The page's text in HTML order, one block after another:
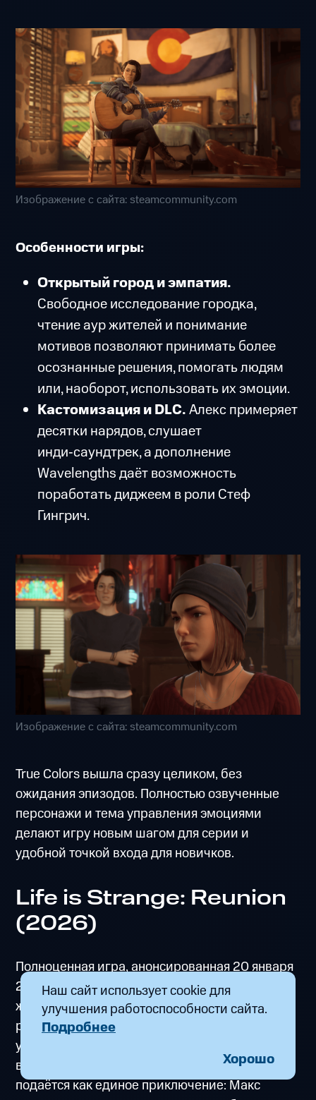
Наш сайт использует cookie для
улучшения работоспособности сайта.
Подробнее
Хорошо
Изображение с сайта: steamcommunity.com
Особенности игры:
Открытый город и эмпатия.
Свободное исследование городка,
чтение аур жителей и понимание
мотивов позволяют принимать более
осознанные решения, помогать людям
или, наоборот, использовать их эмоции.
Кастомизация и DLC.Алекс примеряет
десятки нарядов, слушает
инди‑саундтрек, а дополнение
Wavelengths даёт возможность
поработать диджеем в роли Стеф
Гингрич.
Изображение с сайта: steamcommunity.com
True Colors вышла сразу целиком, без
ожидания эпизодов. Полностью озвученные
персонажи и тема управления эмоциями
делают игру новым шагом для серии и
удобной точкой входа для новичков.
Life is Strange: Reunion
(2026)
Полноценная игра, анонсированная 20 января
2026 года, объединяет пути Макс и Хлои. Игру
ждут 26 марта 2026 года, а действие
разворачивается в Каледонском
университете, охваченном пожаром. Reunion
выходит без эпизодической структуры и
подаётся как единое приключение: Макс